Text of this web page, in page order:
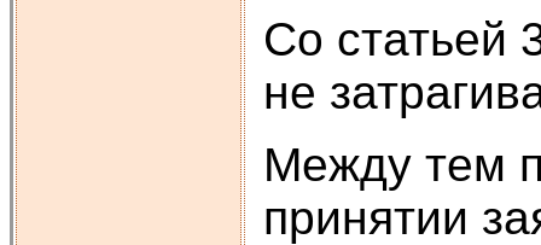
Со статьей
не
Между тем
принятии